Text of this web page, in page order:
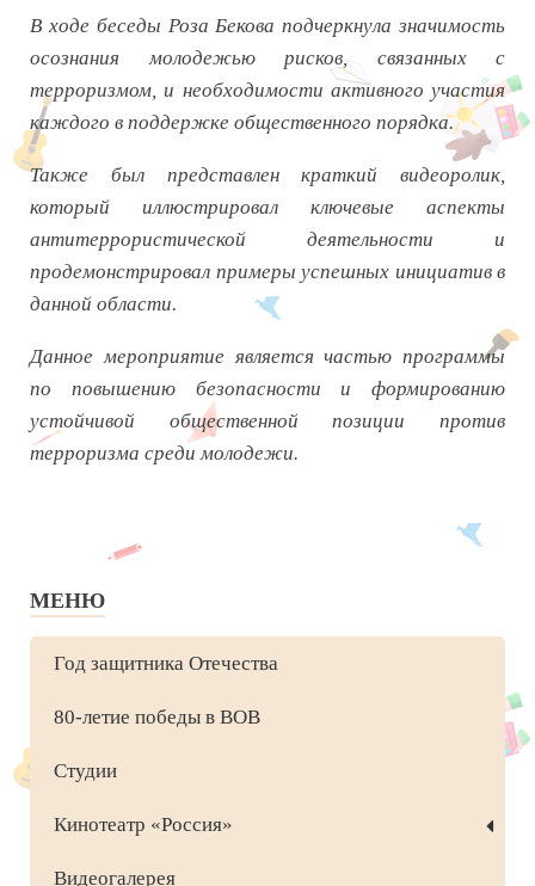
В ходе беседы Роза Бекова подчеркнула значимость
осознания молодежью рисков, связанных с
терроризмом, и необходимости активного участия
каждого в поддержке общественного порядка.
Также был представлен краткий видеоролик,
который иллюстрировал ключевые аспекты
антитеррористической деятельности и
продемонстрировал примеры успешных инициатив в
данной области.
Данное мероприятие является частью программы
по повышению безопасности и формированию
устойчивой общественной позиции против
терроризма среди молодежи.
МЕНЮ
Год защитника Отечества
80-летие победы в ВОВ
Студии
Кинотеатр «Россия»
Видеогалерея